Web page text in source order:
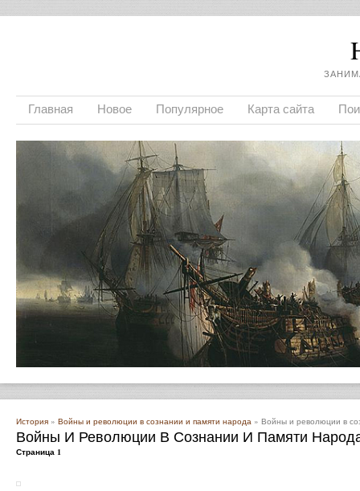
Главная Новое Популярное Карта сайта
История » Войны и революции в сознании и памяти народа » Войны и революции в
Войны И Революции В Сознании И Памяти
Страница 1